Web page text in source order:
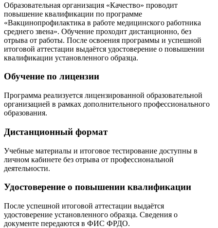
Образовательная организация «Качество» проводит
повышение квалификации по программе
«Вакцинопрофилактика в работе медицинского работника
среднего звена». Обучение проходит дистанционно, без
отрыва от работы. После освоения программы и успешной
итоговой аттестации выдаётся удостоверение о повышении
квалификации установленного образца.
Обучение по лицензии
Программа реализуется лицензированной образовательной
организацией в рамках дополнительного профессионального
образования.
Дистанционный формат
Учебные материалы и итоговое тестирование доступны в
личном кабинете без отрыва от профессиональной
деятельности.
Удостоверение о повышении квалификации
После успешной итоговой аттестации выдаётся
удостоверение установленного образца. Сведения о
документе передаются в ФИС ФРДО.